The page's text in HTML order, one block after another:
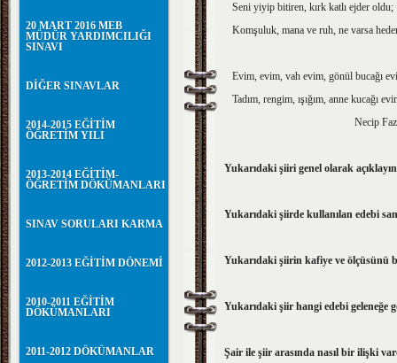
20 MART 2016 MEB
MÜDÜR YARDIMCILIĞI
SINAVI
DİĞER SINAVLAR
2014-2015 EĞİTİM
ÖĞRETİM YILI
2013-2014 EĞİTİM-
ÖĞRETİM DÖKÜMANLARI
SINAV SORULARI KARMA
2012-2013 EĞİTİM DÖNEMİ
2010-2011 EĞİTİM
DÖKÜMANLARI
2011-2012 DÖKÜMANLAR
Seni yiyip bitiren, kırk katlı ejder oldu;
Komşuluk, mana ve ruh, ne varsa
Evim, evim, vah evim, gönül bucağı
Tadım, rengim, ışığım, anne kucağı
Necip Fazıl
Yukarıdaki şiiri genel olarak
Yukarıdaki şiirde kullanılan edebi
Yukarıdaki şiirin kafiye ve ölçüsünü
Yukarıdaki şiir hangi edebi geleneğe
Şair ile şiir arasında nasıl bir